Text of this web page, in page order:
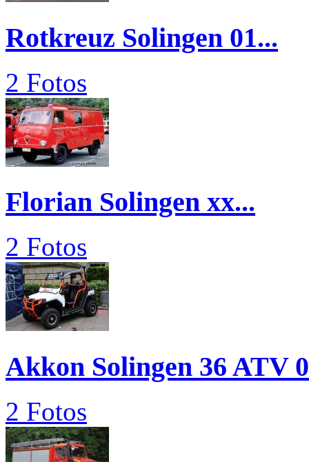
Rotkreuz Solingen 01...
2 Fotos
Florian Solingen xx...
2 Fotos
Akkon Solingen 36 ATV
2 Fotos